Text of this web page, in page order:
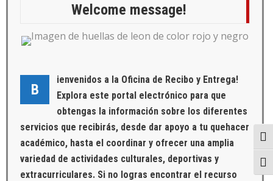
Welcome message!
B
ienvenidos a la Oficina de Recibo y Entrega!
Explora este portal electrónico para que
obtengas la información sobre los diferentes
servicios que recibirás, desde dar apoyo a tu quehacer
académico, hasta el coordinar y ofrecer una amplia
variedad de actividades culturales, deportivas y
extracurriculares. Si no logras encontrar el recurso